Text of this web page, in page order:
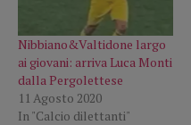
Nibbiano&Valtidone largo
ai giovani: arriva Luca Monti
dalla Pergolettese
11 Agosto 2020
In "Calcio dilettanti"